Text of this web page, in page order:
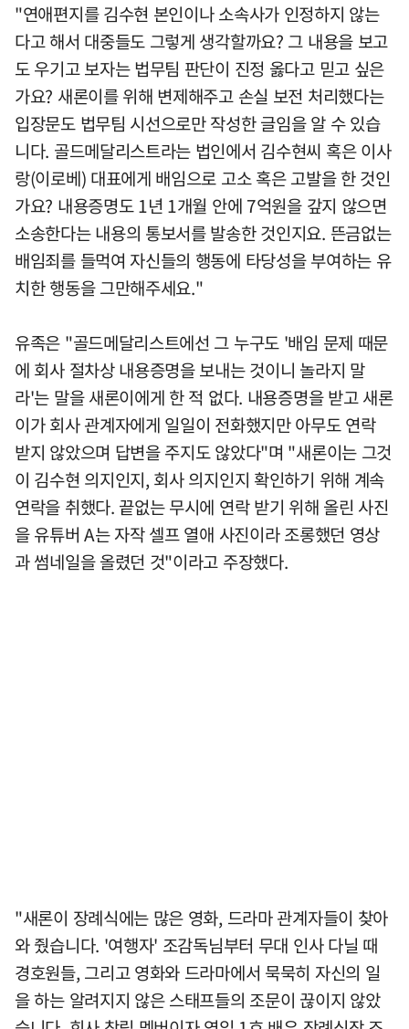
"연애편지를 김수현 본인이나 소속사가 인정하지 않는
다고 해서 대중들도 그렇게 생각할까요? 그 내용을 보고
도 우기고 보자는 법무팀 판단이 진정 옳다고 믿고 싶은
가요? 새론이를 위해 변제해주고 손실 보전 처리했다는
입장문도 법무팀 시선으로만 작성한 글임을 알 수 있습
니다. 골드메달리스트라는 법인에서 김수현씨 혹은 이사
랑(이로베) 대표에게 배임으로 고소 혹은 고발을 한 것인
가요? 내용증명도 1년 1개월 안에 7억원을 갚지 않으면
소송한다는 내용의 통보서를 발송한 것인지요. 뜬금없는
배임죄를 들먹여 자신들의 행동에 타당성을 부여하는 유
치한 행동을 그만해주세요."
유족은 "골드메달리스트에선 그 누구도 '배임 문제 때문
에 회사 절차상 내용증명을 보내는 것이니 놀라지 말
라'는 말을 새론이에게 한 적 없다. 내용증명을 받고 새론
이가 회사 관계자에게 일일이 전화했지만 아무도 연락
받지 않았으며 답변을 주지도 않았다"며 "새론이는 그것
이 김수현 의지인지, 회사 의지인지 확인하기 위해 계속
연락을 취했다. 끝없는 무시에 연락 받기 위해 올린 사진
을 유튜버 A는 자작 셀프 열애 사진이라 조롱했던 영상
과 썸네일을 올렸던 것"이라고 주장했다.
"새론이 장례식에는 많은 영화, 드라마 관계자들이 찾아
와 줬습니다. '여행자' 조감독님부터 무대 인사 다닐 때
경호원들, 그리고 영화와 드라마에서 묵묵히 자신의 일
을 하는 알려지지 않은 스태프들의 조문이 끊이지 않았